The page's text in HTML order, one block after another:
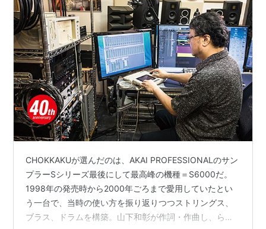
CHOKKAKUが選んだのは、AKAI PROFESSIONALのサン
プラーSシリーズ最後にして最高峰の機種＝S6000だ。
1998年の発売時から2000年ごろまで愛用していたとい
う一台で、当時の使い方を振り返りつつストリングス、
ブラス、ドラムを構築。山下和彰が作詞・作曲し、らん